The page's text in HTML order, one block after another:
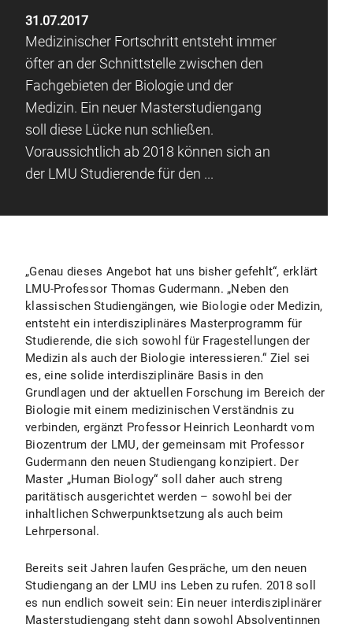
31.07.2017
Medizinischer Fortschritt entsteht immer
öfter an der Schnittstelle zwischen den
Fachgebieten der Biologie und der
Medizin. Ein neuer Masterstudiengang
soll diese Lücke nun schließen.
Voraussichtlich ab 2018 können sich an
der LMU Studierende für den ...
„Genau dieses Angebot hat uns bisher gefehlt“, erklärt
LMU-Professor Thomas Gudermann. „Neben den
klassischen Studiengängen, wie Biologie oder Medizin,
entsteht ein interdisziplinäres Masterprogramm für
Studierende, die sich sowohl für Fragestellungen der
Medizin als auch der Biologie interessieren.“ Ziel sei
es, eine solide interdisziplinäre Basis in den
Grundlagen und der aktuellen Forschung im Bereich der
Biologie mit einem medizinischen Verständnis zu
verbinden, ergänzt Professor Heinrich Leonhardt vom
Biozentrum der LMU, der gemeinsam mit Professor
Gudermann den neuen Studiengang konzipiert. Der
Master „Human Biology“ soll daher auch streng
paritätisch ausgerichtet werden – sowohl bei der
inhaltlichen Schwerpunktsetzung als auch beim
Lehrpersonal.
Bereits seit Jahren laufen Gespräche, um den neuen
Studiengang an der LMU ins Leben zu rufen. 2018 soll
es nun endlich soweit sein: Ein neuer interdisziplinärer
Masterstudiengang steht dann sowohl Absolventinnen